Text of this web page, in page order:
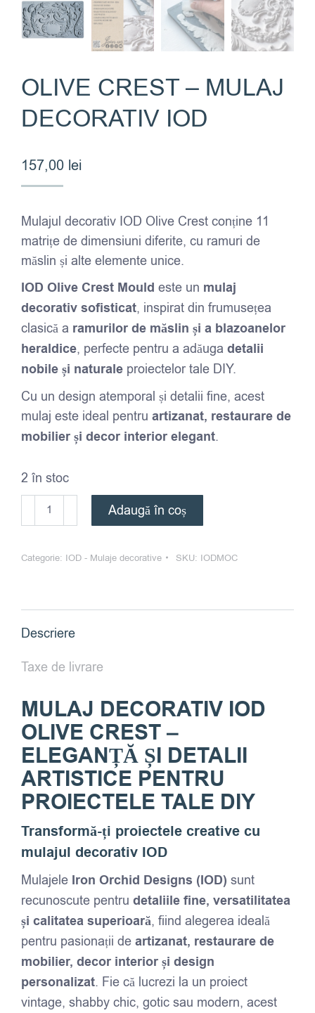
OLIVE CREST – MULAJ
DECORATIV IOD
157,00 lei
Mulajul decorativ IOD Olive Crest conține 11
matrițe de dimensiuni diferite, cu ramuri de
măslin și alte elemente unice.
IOD Olive Crest Mould este un mulaj
decorativ sofisticat, inspirat din frumusețea
clasică a ramurilor de măslin și a blazoanelor
heraldice, perfecte pentru a adăuga detalii
nobile și naturale proiectelor tale DIY.
Cu un design atemporal și detalii fine, acest
mulaj este ideal pentru artizanat, restaurare de
mobilier și decor interior elegant.
2 în stoc
Cantitate
Olive
–
Adaugă în coș
Categorie: IOD - Mulaje decorative SKU: IODMOC
Descriere
Taxe de livrare
MULAJ DECORATIV IOD
OLIVE CREST –
ELEGANȚĂ ȘI DETALII
ARTISTICE PENTRU
PROIECTELE TALE DIY
Transformă-ți proiectele creative cu
mulajul decorativ IOD
Mulajele Iron Orchid Designs (IOD) sunt
recunoscute pentru detaliile fine, versatilitatea
și calitatea superioară, fiind alegerea ideală
pentru pasionații de artizanat, restaurare de
mobilier, decor interior și design
personalizat. Fie că lucrezi la un proiect
vintage, shabby chic, gotic sau modern, acest